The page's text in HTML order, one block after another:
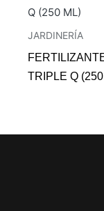
JARDINERÍA
TRIPLE Q